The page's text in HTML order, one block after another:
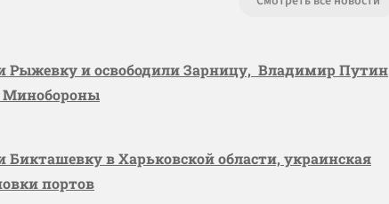
Рыжевку и освободили Зарницу, Владимир Путин
Минобороны
Бикташевку в Харьковской области, украинская
портов